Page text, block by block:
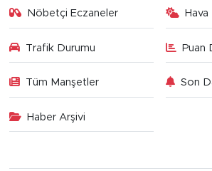
Nöbetçi Eczaneler
Trafik Durumu Puan
Tüm Manşetler Son
Haber Arşivi